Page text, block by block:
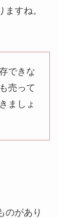
すね。
できな
売って
ましょ
のがあり